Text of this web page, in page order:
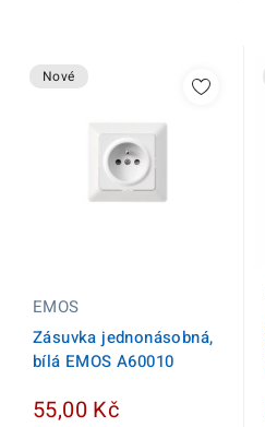
Nové
EMOS
Zásuvka jednonásobná,
bílá EMOS A60010
55,00 Kč